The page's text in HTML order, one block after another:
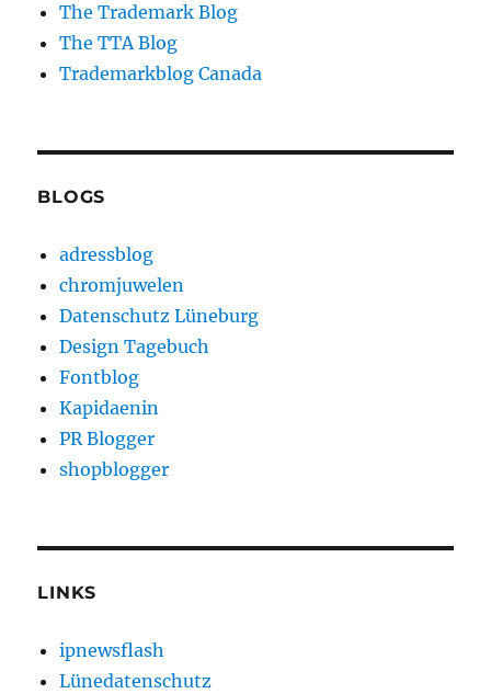
The Trademark Blog
The TTA Blog
Trademarkblog Canada
BLOGS
adressblog
chromjuwelen
Datenschutz Lüneburg
Design Tagebuch
Fontblog
Kapidaenin
PR Blogger
shopblogger
LINKS
ipnewsflash
Lünedatenschutz